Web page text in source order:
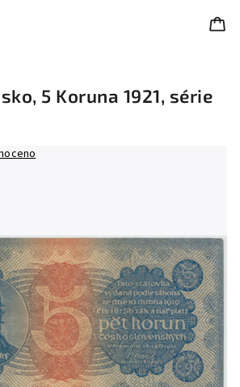
5 Koruna 1921, série